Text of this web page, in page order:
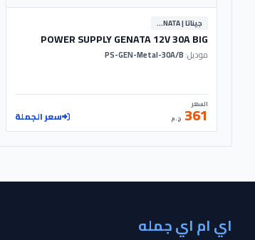
جيناتا | GENATA
POWER SUPPLY GENATA 12V 30A BIG
موديل:
السعر
361 ج.م سعر الجملة
اي ام اي جمله